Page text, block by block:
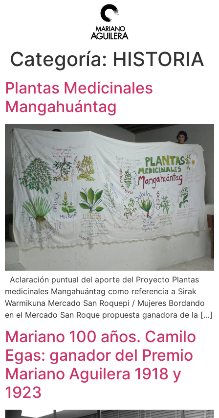
Categoría: HISTORIA
Plantas Medicinales
Mangahuántag
Aclaración puntual del aporte del Proyecto Plantas
medicinales Mangahuántag como referencia a Sirak
Warmikuna Mercado San Roquepi / Mujeres Bordando
en el Mercado San Roque propuesta ganadora de la […]
Mariano 100 años. Camilo
Egas: ganador del Premio
Mariano Aguilera 1918 y
1923